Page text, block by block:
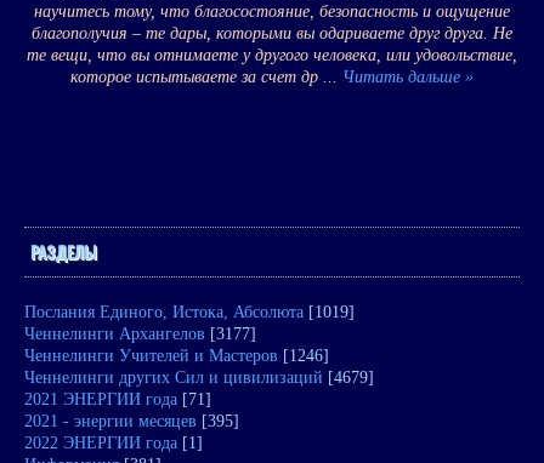
научитесь тому, что благосостояние, безопасность и ощущение
благополучия – те дары, которыми вы одариваете друг друга. Не
те вещи, что вы отнимаете у другого человека, или удовольствие,
которое испытываете за счет др
Читать дальше »
РАЗДЕЛЫ
Послания Единого, Истока, Абсолюта [1019]
Ченнелинги Архангелов [3177]
Ченнелинги Учителей и Мастеров [1246]
Ченнелинги других Сил и цивилизаций [4679]
2021 ЭНЕРГИИ года [71]
2021 - энергии месяцев [395]
2022 ЭНЕРГИИ года [1]